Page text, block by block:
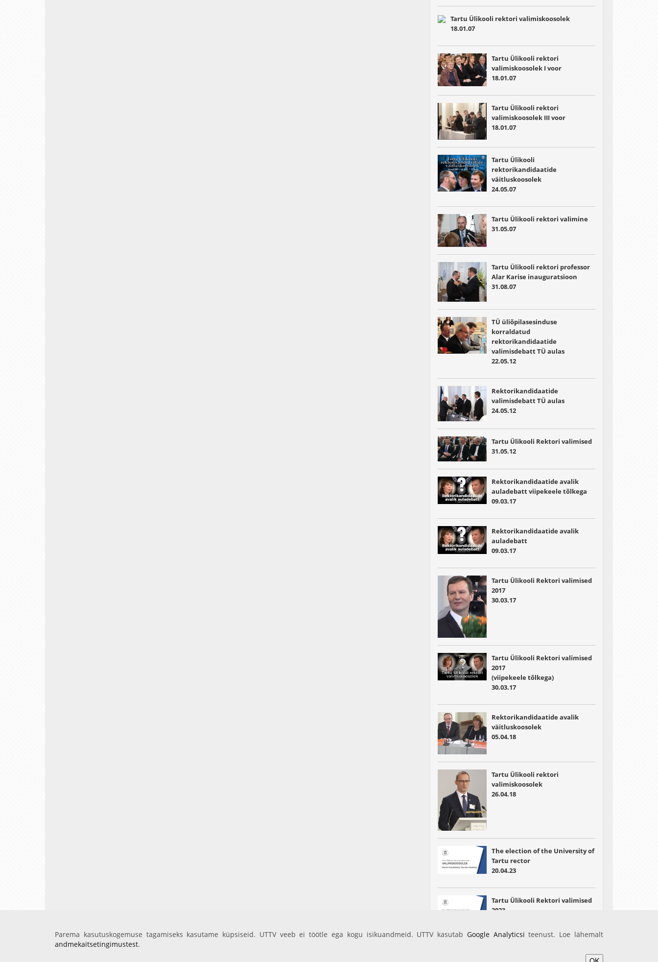
Tartu Ülikooli rektori valimiskoosolek
18.01.07
Tartu Ülikooli rektori
valimiskoosolek I voor
18.01.07
Tartu Ülikooli rektori
valimiskoosolek III voor
18.01.07
Tartu Ülikooli
rektorikandidaatide
väitluskoosolek
24.05.07
Tartu Ülikooli rektori valimine
31.05.07
Tartu Ülikooli rektori professor
Alar Karise inauguratsioon
31.08.07
TÜ üliõpilasesinduse
korraldatud
rektorikandidaatide
valimisdebatt TÜ aulas
22.05.12
Rektorikandidaatide
valimisdebatt TÜ aulas
24.05.12
Tartu Ülikooli Rektori valimised
31.05.12
Rektorikandidaatide avalik
auladebatt viipekeele tõlkega
09.03.17
Rektorikandidaatide avalik
auladebatt
09.03.17
Tartu Ülikooli Rektori valimised
2017
30.03.17
Tartu Ülikooli Rektori valimised
2017
(viipekeele tõlkega)
30.03.17
Rektorikandidaatide avalik
väitluskoosolek
05.04.18
Tartu Ülikooli rektori
valimiskoosolek
26.04.18
The election of the University of
Tartu rector
20.04.23
Tartu Ülikooli Rektori valimised
2023
Parema kasutuskogemuse tagamiseks kasutame küpsiseid. UTTV veeb ei töötle ega kogu isikuandmeid. UTTV kasutab Google Analyticsi teenust. Loe lähemalt
andmekaitsetingimustest.